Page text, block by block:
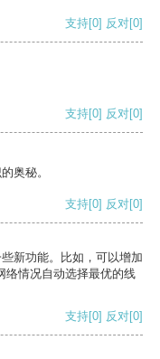
支持[0] 反对[0]
支持[0] 反对[0]
奥秘。
支持[0] 反对[0]
新功能。比如，可以增加
络情况自动选择最优的线
支持[0] 反对[0]